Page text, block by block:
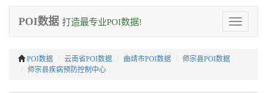
Toggle
navigation
POI数据 打造最专业POI数据!
POI数据 云南省POI数据 曲靖市POI数据
师宗县POI数据
师宗县疾病预防控制中心